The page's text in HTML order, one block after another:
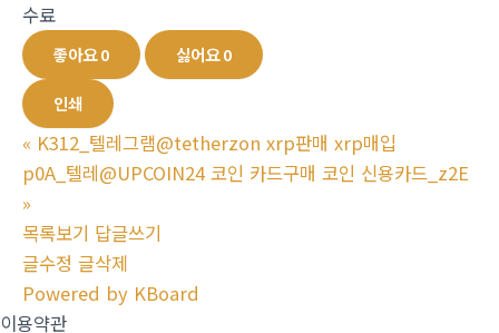
수료
좋아요0 싫어요0
인쇄
« K312_텔레그램@tetherzon xrp판매 xrp매입
p0A_텔레@UPCOIN24 코인 카드구매 코인 신용카드_z2E
»
목록보기 답글쓰기
글수정 글삭제
Powered by KBoard
이용약관